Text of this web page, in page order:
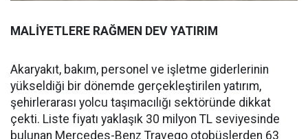
MALİYETLERE RAĞMEN DEV YATIRIM
Akaryakıt, bakım, personel ve işletme giderlerinin
yükseldiği bir dönemde gerçekleştirilen yatırım,
şehirlerarası yolcu taşımacılığı sektöründe dikkat
çekti. Liste fiyatı yaklaşık 30 milyon TL seviyesinde
bulunan Mercedes-Benz Travego otobüslerden 63